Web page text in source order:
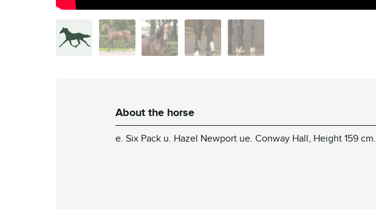
About the horse
e. Six Pack u. Hazel Newport ue. Conway Hall, Height 159 cm.